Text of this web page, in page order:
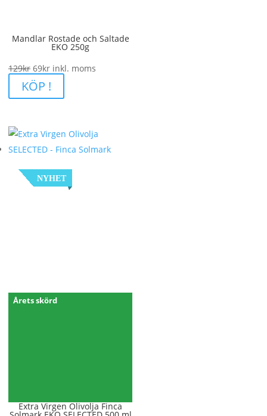
Mandlar Rostade och Saltade
EKO 250g
129kr Det
ursprungliga
priset
129kr.
69krDet
nuvarande
priset
69kr.
inkl. moms
KÖP !
NYHET
Årets skörd
Extra Virgen Olivolja Finca